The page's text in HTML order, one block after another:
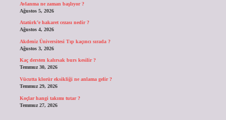
Avlanma ne zaman başlıyor ?
Ağustos 5, 2026
Atatürk’e hakaret cezası nedir ?
Ağustos 4, 2026
Akdeniz Üniversitesi Tıp kaçıncı sırada ?
Ağustos 3, 2026
Kaç dersten kalırsak burs kesilir ?
Temmuz 30, 2026
Vücutta klorür eksikliği ne anlama gelir ?
Temmuz 29, 2026
Koçlar hangi takımı tutar ?
Temmuz 27, 2026